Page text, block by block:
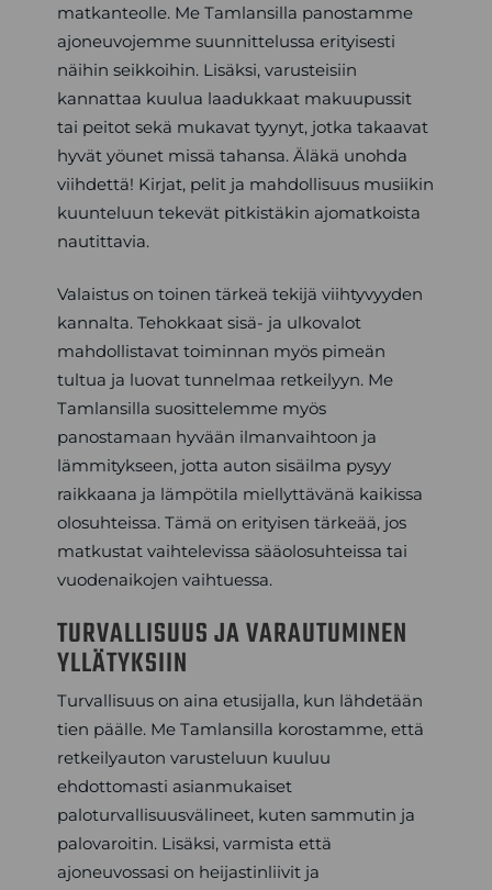
matkanteolle. Me Tamlansilla panostamme
ajoneuvojemme suunnittelussa erityisesti
näihin seikkoihin. Lisäksi, varusteisiin
kannattaa kuulua laadukkaat makuupussit
tai peitot sekä mukavat tyynyt, jotka takaavat
hyvät yöunet missä tahansa. Äläkä unohda
viihdettä! Kirjat, pelit ja mahdollisuus musiikin
kuunteluun tekevät pitkistäkin ajomatkoista
nautittavia.
Valaistus on toinen tärkeä tekijä viihtyvyyden
kannalta. Tehokkaat sisä- ja ulkovalot
mahdollistavat toiminnan myös pimeän
tultua ja luovat tunnelmaa retkeilyyn. Me
Tamlansilla suosittelemme myös
panostamaan hyvään ilmanvaihtoon ja
lämmitykseen, jotta auton sisäilma pysyy
raikkaana ja lämpötila miellyttävänä kaikissa
olosuhteissa. Tämä on erityisen tärkeää, jos
matkustat vaihtelevissa sääolosuhteissa tai
vuodenaikojen vaihtuessa.
TURVALLISUUS JA VARAUTUMINEN
YLLÄTYKSIIN
Turvallisuus on aina etusijalla, kun lähdetään
tien päälle. Me Tamlansilla korostamme, että
retkeilyauton varusteluun kuuluu
ehdottomasti asianmukaiset
paloturvallisuusvälineet, kuten sammutin ja
palovaroitin. Lisäksi, varmista että
ajoneuvossasi on heijastinliivit ja